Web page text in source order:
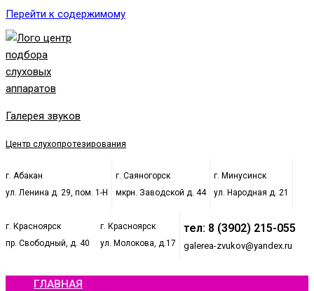
Перейти к содержимому
Галерея звуков
Центр слухопротезирования
г. Абакан
ул. Ленина д. 29, пом. 1-Н
г. Саяногорск
мкрн. Заводской д. 44
г. Минусинск
ул. Народная д. 21
г. Красноярск
пр. Свободный, д. 40
г. Красноярск
ул. Молокова, д.17
тел: 8 (3902) 215-055
galerea-zvukov@yandex.ru
ГЛАВНАЯ